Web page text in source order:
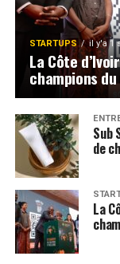
STARTUPS il y'a 1
La Côte
champions
Sub
de
La